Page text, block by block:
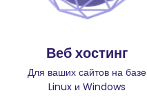
Веб хостинг
Для ваших сайтов на базе
Linux и Windows